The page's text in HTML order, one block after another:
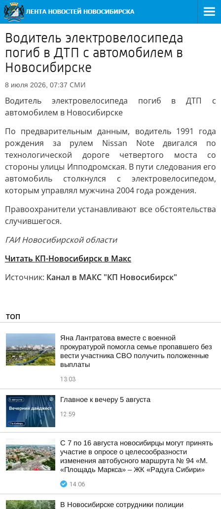
Водитель электровелосипеда
погиб в ДТП с автомобилем в
Новосибирске
8 июля 2026, 07:37 СМИ
Водитель электровелосипеда погиб в ДТП с
автомобилем в Новосибирске
По предварительным данным, водитель 1991 года
рождения за рулем Nissan Note двигался по
технологической дороге четвертого моста со
стороны улицы Ипподромская. В пути следования его
автомобиль столкнулся с электровелосипедом,
которым управлял мужчина 2004 года рождения.
Правоохранители устанавливают все обстоятельства
случившегося.
ГАИ Новосибирской области
Читать КП-Новосибирск в Макс
Источник: Канал в МАКС "КП Новосибирск"
ТОП
Яна Лантратова вместе с военной
прокуратурой помогла семье пропавшего без
вести участника СВО получить положенные
выплаты
13:03
Главное к вечеру 5 августа
12:59
С 7 по 16 августа новосибирцы могут принять
участие в опросе о целесообразности
изменения автобусного маршрута № 94 «М.
«Площадь Маркса» – ЖК «Радуга Сибири»
14:06
В Новосибирске сотрудники полиции